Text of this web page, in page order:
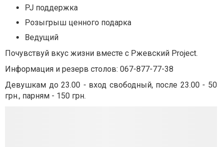
PJ поддержка
Розыгрыш ценного подарка
Ведущий
Почувствуй вкус жизни вместе с Ржевский Project.⠀⠀⠀
Информация и резерв столов: 067-877-77-38
Девушкам до 23.00 - вход свободный, после 23.00 - 50
грн., парням - 150 грн.